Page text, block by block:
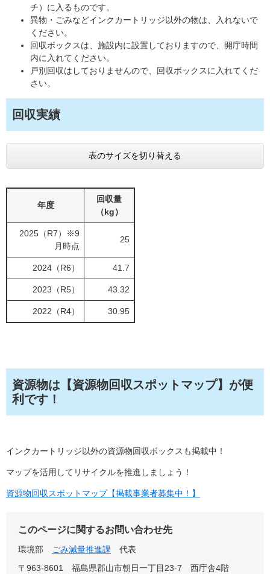
チ）に入るものです。
異物・ごみなどインクカートリッジ以外の物は、入れないで
ください。
回収ボックスは、施設内に設置しておりますので、開庁時間
内に入れてください。
戸別回収はしておりませんので、回収ボックスに入れてくだ
さい。
回収実績
表のサイズを切り替える
年度
回収量
（kg）
2025（R7）※9
月時点
25
2024（R6） 41.7
2023（R5） 43.32
2022（R4） 30.95
資源物は【資源物回収スポットマップ】が便
利です！
インクカートリッジ以外の資源物回収ボックスも掲載中！
マップを活用してリサイクルを推進しましょう！
資源物回収スポットマップ【掲載事業者募集中！】
このページに関するお問い合わせ先
環境部 ごみ減量推進課
代表
〒963-8601
福島県郡山市朝日一丁目23-7 西庁舎4階